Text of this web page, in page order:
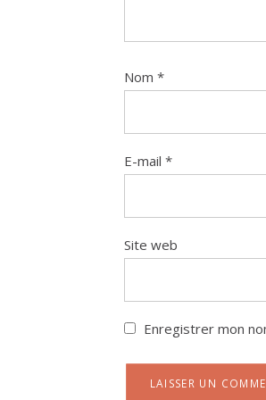
Nom*
E-mail*
Site web
Enregistrer mon